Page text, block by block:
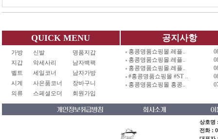
QUICK MENU
가방 신발
명품지갑
지갑
악세사리
남자백팩
벨트
세일코너
남자가방
시계
사은품코너
장바구니
의류
스페셜오더 회원가입
공지사항
홍콩명품쇼핑몰.레플..
홍콩명품쇼핑몰.레플..
홍콩명품쇼핑몰.레플..
#홍콩명품쇼핑몰 #ST ..
홍콩명품쇼핑몰 홍콩..
상호명
전화 :